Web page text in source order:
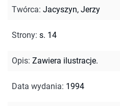
Twórca: Jacyszyn, Jerzy
Strony: s. 14
Opis: Zawiera ilustracje.
Data wydania: 1994